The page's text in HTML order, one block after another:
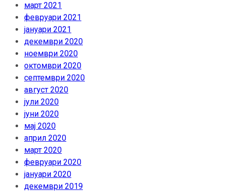
март 2021
февруари 2021
јануари 2021
декември 2020
ноември 2020
октомври 2020
септември 2020
август 2020
јули 2020
јуни 2020
мај 2020
април 2020
март 2020
февруари 2020
јануари 2020
декември 2019